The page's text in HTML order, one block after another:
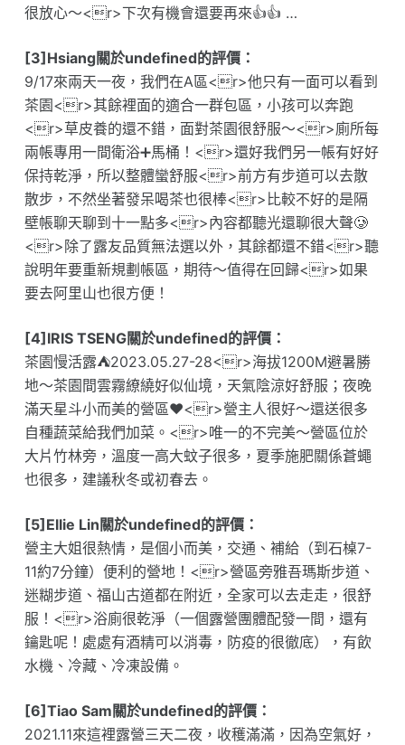
很放心～<r>下次有機會還要再來👍👍 …
[3]Hsiang關於undefined的評價：
9/17來兩天一夜，我們在A區<r>他只有一面可以看到
茶園<r>其餘裡面的適合一群包區，小孩可以奔跑
<r>草皮養的還不錯，面對茶園很舒服～<r>廁所每
兩帳專用一間衛浴➕馬桶！<r>還好我們另一帳有好好
保持乾淨，所以整體蠻舒服<r>前方有步道可以去散
散步，不然坐著發呆喝茶也很棒<r>比較不好的是隔
壁帳聊天聊到十一點多<r>內容都聽光還聊很大聲🥲
<r>除了露友品質無法選以外，其餘都還不錯<r>聽
說明年要重新規劃帳區，期待～值得在回歸<r>如果
要去阿里山也很方便！
[4]IRIS TSENG關於undefined的評價：
茶園慢活露⛺️2023.05.27-28<r>海拔1200M避暑勝
地～茶園間雲霧繚繞好似仙境，天氣陰涼好舒服；夜晚
滿天星斗小而美的營區❤️<r>營主人很好～還送很多
自種蔬菜給我們加菜。<r>唯一的不完美～營區位於
大片竹林旁，溫度一高大蚊子很多，夏季施肥關係蒼蠅
也很多，建議秋冬或初春去。
[5]Ellie Lin關於undefined的評價：
營主大姐很熱情，是個小而美，交通、補給（到石槕7-
11約7分鐘）便利的營地！<r>營區旁雅吾瑪斯步道、
迷糊步道、福山古道都在附近，全家可以去走走，很舒
服！<r>浴廁很乾淨（一個露營團體配發一間，還有
鑰匙呢！處處有酒精可以消毒，防疫的很徹底），有飲
水機、冷藏、冷凍設備。
[6]Tiao Sam關於undefined的評價：
2021.11來這裡露營三天二夜，收穫滿滿，因為空氣好，